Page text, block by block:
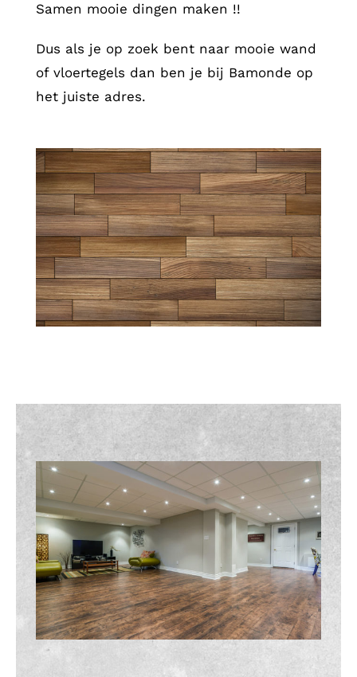
Samen mooie dingen maken !!
Dus als je op zoek bent naar mooie wand
of vloertegels dan ben je bij Bamonde op
het juiste adres.